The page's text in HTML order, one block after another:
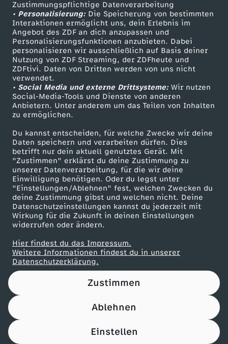
Zustimmungspflichtige Datenverarbeitung
• Personalisierung:Die Speicherung von bestimmten
Interaktionen ermöglicht uns, dein Erlebnis im
Angebot des ZDF an dich anzupassen und
Personalisierungsfunktionen anzubieten. Dabei
personalisieren wir ausschließlich auf Basis deiner
Nutzung von ZDF Streaming, der ZDFheute und
ZDFtivi. Daten von Dritten werden von uns nicht
verwendet.
• Social Media und externe Drittsysteme:Wir nutzen
Social-Media-Tools und Dienste von anderen
Anbietern. Unter anderem um das Teilen von Inhalten
zu ermöglichen.
Du kannst entscheiden, für welche Zwecke wir deine
Daten speichern und verarbeiten dürfen. Dies
betrifft nur dein aktuell genutztes Gerät. Mit
"Zustimmen" erklärst du deine Zustimmung zu
unserer Datenverarbeitung, für die wir deine
Einwilligung benötigen. Oder du legst unter
"Einstellungen/Ablehnen" fest, welchen Zwecken du
deine Zustimmung gibst und welchen nicht. Deine
Datenschutzeinstellungen kannst du jederzeit mit
Wirkung für die Zukunft in deinen Einstellungen
widerrufen oder ändern.
Hier findest du das Impressum.
Weitere Informationen findest du in unserer
Datenschutzerklärung.
Zustimmen
Ablehnen
Einstellen
Kaffeevariationen von Alessandro Metafune
Herunterladen
99 KB (PDF)
Linsen-Bowl mit gebackener Rote Bete
Herunterladen
67 KB (PDF)
Herunterladen
66 KB (PDF)
Beef Tri-Tip mit Süßkartoffel-Wedges
Herunterladen
21 KB (PDF)
Panettone-Pudding mit Orangensoße
Herunterladen
61 KB (PDF)